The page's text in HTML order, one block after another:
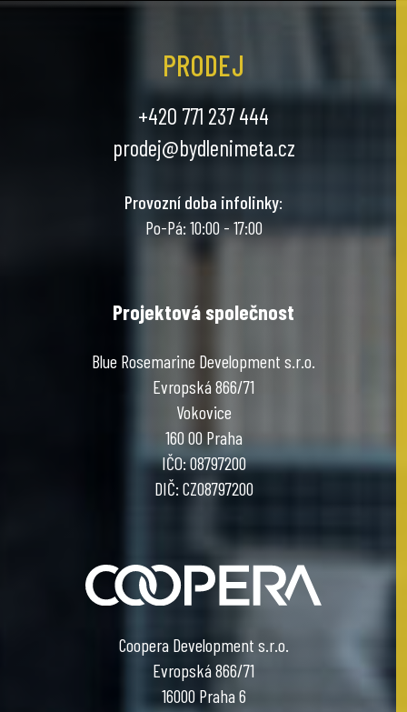
PRODEJ
+420 771 237 444
prodej@bydlenimeta.cz
Provozní doba infolinky:
Po-Pá: 10:00 - 17:00
Projektová společnost
Blue Rosemarine Development s.r.o.
Evropská 866/71
Vokovice
160 00 Praha
IČO: 08797200
DIČ: CZ08797200
Coopera Development s.r.o.
Evropská 866/71
16000 Praha 6